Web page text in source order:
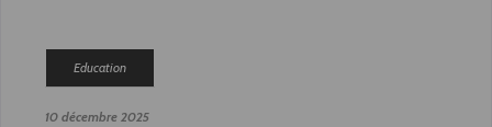
10 décembre 2025
Education